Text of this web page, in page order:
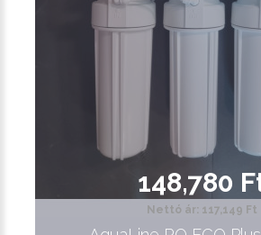
148,780
Nettó ár: 117,149 Ft